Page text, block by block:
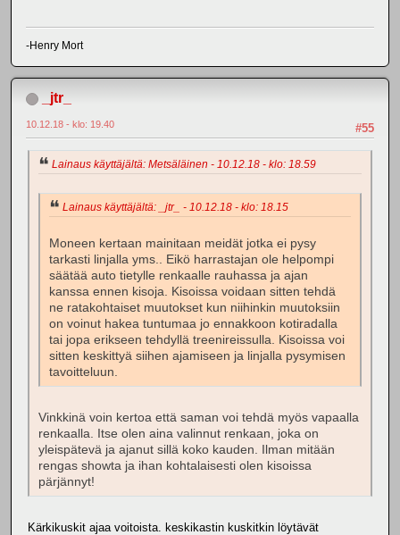
-Henry Mort
_jtr_
#55
10.12.18 - klo: 19.40
Lainaus käyttäjältä: Metsäläinen - 10.12.18 - klo: 18.59
Lainaus käyttäjältä: _jtr_ - 10.12.18 - klo: 18.15
Moneen kertaan mainitaan meidät jotka ei pysy
tarkasti linjalla yms.. Eikö harrastajan ole helpompi
säätää auto tietylle renkaalle rauhassa ja ajan
kanssa ennen kisoja. Kisoissa voidaan sitten tehdä
ne ratakohtaiset muutokset kun niihinkin muutoksiin
on voinut hakea tuntumaa jo ennakkoon kotiradalla
tai jopa erikseen tehdyllä treenireissulla. Kisoissa voi
sitten keskittyä siihen ajamiseen ja linjalla pysymisen
tavoitteluun.
Vinkkinä voin kertoa että saman voi tehdä myös vapaalla
renkaalla. Itse olen aina valinnut renkaan, joka on
yleispätevä ja ajanut sillä koko kauden. Ilman mitään
rengas showta ja ihan kohtalaisesti olen kisoissa
pärjännyt!
Kärkikuskit ajaa voitoista. keskikastin kuskitkin löytävät